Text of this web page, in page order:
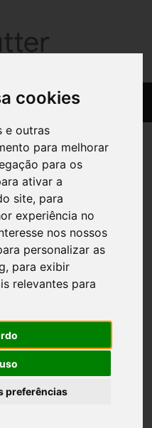
cookies
e outras
para melhorar
para os
ativar a
site, para
experiência no
nos nossos
personalizar as
, para exibir
relevantes para
preferências